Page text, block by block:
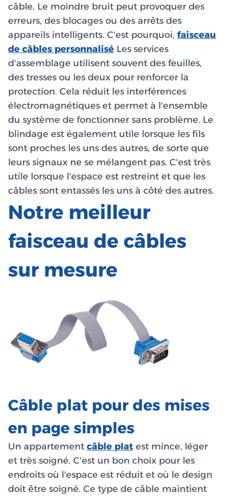
câble. Le moindre bruit peut provoquer des
erreurs, des blocages ou des arrêts des
appareils intelligents. C'est pourquoi, faisceau
de câbles personnalisé Les services
d'assemblage utilisent souvent des feuilles,
des tresses ou les deux pour renforcer la
protection. Cela réduit les interférences
électromagnétiques et permet à l'ensemble
du système de fonctionner sans problème. Le
blindage est également utile lorsque les fils
sont proches les uns des autres, de sorte que
leurs signaux ne se mélangent pas. C'est très
utile lorsque l'espace est restreint et que les
câbles sont entassés les uns à côté des autres.
Notre meilleur
faisceau de câbles
sur mesure
Câble plat pour des mises
en page simples
Un appartement câble plat est mince, léger
et très soigné. C'est un bon choix pour les
endroits où l'espace est réduit et où le design
doit être soigné. Ce type de câble maintient